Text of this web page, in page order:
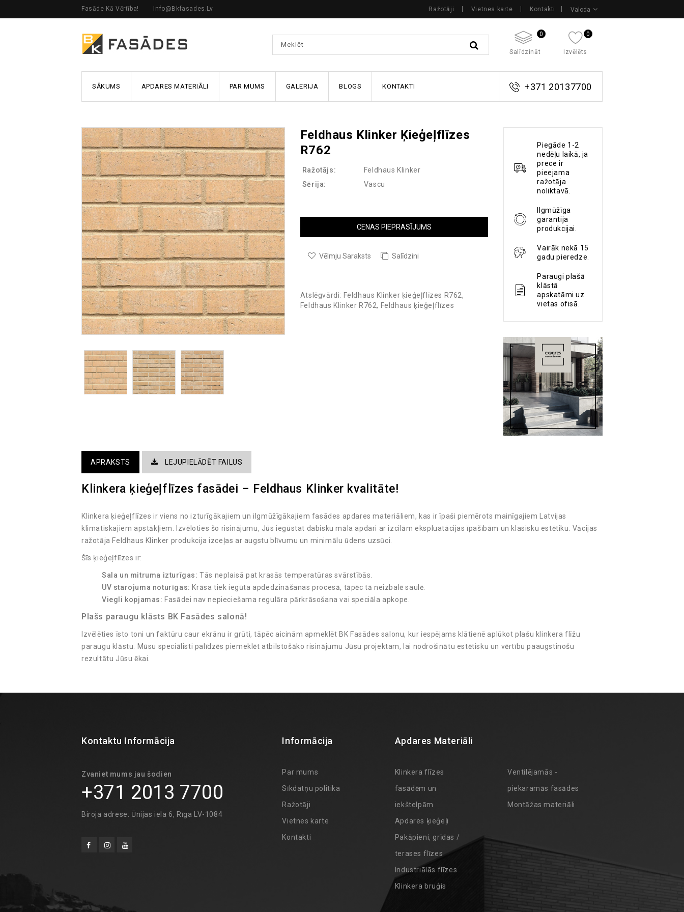
Valoda
Fasāde Kā Vērtība! Info@bkfasades.lv Ražotāji Vietnes karte Kontakti
0
Salīdzināt
0
Izvēlēts
SĀKUMS APDARES MATERIĀLI PAR MUMS GALERIJA BLOGS KONTAKTI +371 20137700
Feldhaus Klinker Ķieģeļflīzes
R762
Ražotājs:
Feldhaus Klinker
Sērija:
Vascu
CENAS PIEPRASĪJUMS
Vēlmju Saraksts Salīdzini
Atslēgvārdi: Feldhaus Klinker ķieģeļflīzes R762,
Feldhaus Klinker R762, Feldhaus ķieģeļflīzes
Piegāde 1-2
nedēļu laikā, ja
prece ir
pieejama
ražotāja
noliktavā.
Ilgmūžīga
garantija
produkcijai.
Vairāk nekā 15
gadu pieredze.
Paraugi plašā
klāstā
apskatāmi uz
vietas ofisā.
APRAKSTS LEJUPIELĀDĒT FAILUS
Klinkera ķieģeļflīzes fasādei – Feldhaus Klinker kvalitāte!
Klinkera ķieģeļflīzes ir viens no izturīgākajiem un ilgmūžīgākajiem fasādes apdares materiāliem, kas ir īpaši piemērots mainīgajiem Latvijas
klimatiskajiem apstākļiem. Izvēloties šo risinājumu, Jūs iegūstat dabisku māla apdari ar izcilām ekspluatācijas īpašībām un klasisku estētiku. Vācijas
ražotāja Feldhaus Klinker produkcija izceļas ar augstu blīvumu un minimālu ūdens uzsūci.
Šīs ķieģeļflīzes ir:
Sala un mitruma izturīgas: Tās neplaisā pat krasās temperatūras svārstībās.
UV starojuma noturīgas: Krāsa tiek iegūta apdedzināšanas procesā, tāpēc tā neizbalē saulē.
Viegli kopjamas: Fasādei nav nepieciešama regulāra pārkrāsošana vai speciāla apkope.
Plašs paraugu klāsts BK Fasādes salonā!
Izvēlēties īsto toni un faktūru caur ekrānu ir grūti, tāpēc aicinām apmeklēt BK Fasādes salonu, kur iespējams klātienē aplūkot plašu klinkera flīžu
paraugu klāstu. Mūsu speciālisti palīdzēs piemeklēt atbilstošāko risinājumu Jūsu projektam, lai nodrošinātu estētisku un vērtību paaugstinošu
rezultātu Jūsu ēkai.
Kontaktu Informācija
Zvaniet mums jau šodien
+371 2013 7700
Biroja adrese: Ūnijas iela 6, Rīga LV-1084
Informācija
Par mums
Sīkdatņu politika
Ražotāji
Vietnes karte
Kontakti
Apdares Materiāli
Klinkera flīzes
fasādēm un
iekštelpām
Apdares ķieģeļi
Pakāpieni, grīdas /
terases flīzes
Industriālās flīzes
Klinkera bruģis
Ventilējamās -
piekaramās fasādes
Montāžas materiāli